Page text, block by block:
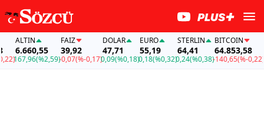
ALTIN
6.660,55
(%2,59)
39,92
-0,07(%-0,17)
DOLAR
47,71
0,09(%0,18)
EURO
55,19
0,18(%0,32)
STERLIN
64,41
0,24(%0,38)
BITCOIN
64.853,58
-140,65(%-0,22)